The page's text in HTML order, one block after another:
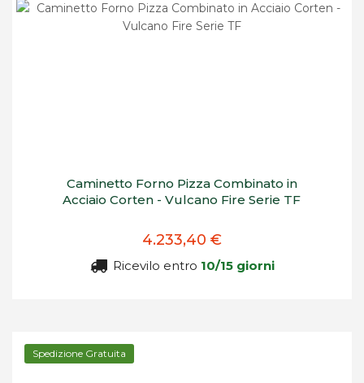
Caminetto Forno Pizza Combinato in
Acciaio Corten - Vulcano Fire Serie TF
4.233,40 €
Ricevilo entro 10/15 giorni
Spedizione Gratuita